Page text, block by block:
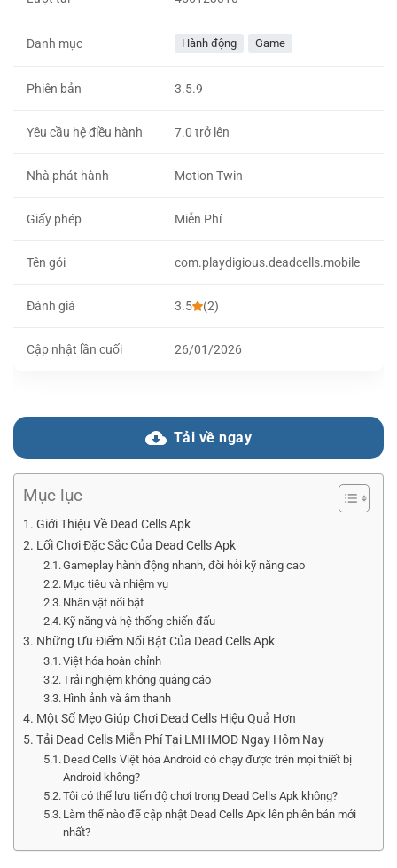
Danh mục Hành động Game
Phiên bản 3.5.9
Yêu cầu hệ điều hành 7.0 trở lên
Nhà phát hành Motion Twin
Giấy phép Miễn Phí
Tên gói com.playdigious.deadcells.mobile
Đánh giá 3.5 (2)
Cập nhật lần cuối 26/01/2026
Tải về ngay
Mục lục
Giới Thiệu Về Dead Cells Apk
Lối Chơi Đặc Sắc Của Dead Cells Apk
Gameplay hành động nhanh, đòi hỏi kỹ năng cao
Mục tiêu và nhiệm vụ
Nhân vật nổi bật
Kỹ năng và hệ thống chiến đấu
Những Ưu Điểm Nổi Bật Của Dead Cells Apk
Việt hóa hoàn chỉnh
Trải nghiệm không quảng cáo
Hình ảnh và âm thanh
Một Số Mẹo Giúp Chơi Dead Cells Hiệu Quả Hơn
Tải Dead Cells Miễn Phí Tại LMHMOD Ngay Hôm Nay
Dead Cells Việt hóa Android có chạy được trên mọi thiết bị
Android không?
Tôi có thể lưu tiến độ chơi trong Dead Cells Apk không?
Làm thế nào để cập nhật Dead Cells Apk lên phiên bản mới
nhất?